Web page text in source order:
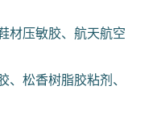
材压敏胶、航天航空
、松香树脂胶粘剂、